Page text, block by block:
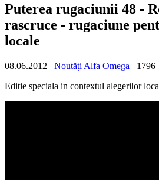
Puterea rugaciunii 48 -
rascruce - rugaciune
locale
08.06.2012 Noutăți Alfa Omega
1796
Editie speciala in contextul alegerilor